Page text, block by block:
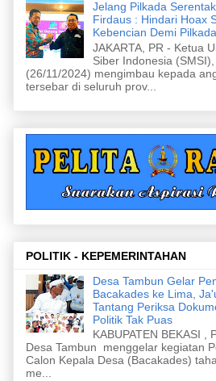
Jelang Pilkada
Firdaus : Hindari Hoax
Kebencian Demi
JAKARTA, PR - Ketua
Siber Indonesia
(26/11/2024) mengimbau kepada
tersebar di seluruh prov...
POLITIK - KEPEMERINTAHAN
Desa Tambun Gelar
Bacakades ke Lima,
Tantang Periksa
Politik Tak Puas
KABUPATEN BEKASI ,
Desa Tambun menggelar kegiatan
Calon Kepala Desa (Bacakades)
me...